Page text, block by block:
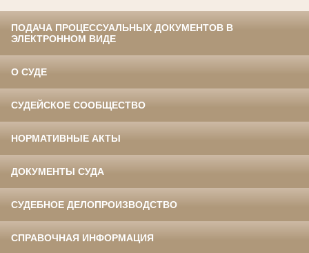
ПОДАЧА ПРОЦЕССУАЛЬНЫХ ДОКУМЕНТОВ В
ЭЛЕКТРОННОМ ВИДЕ
О СУДЕ
СУДЕЙСКОЕ СООБЩЕСТВО
НОРМАТИВНЫЕ АКТЫ
ДОКУМЕНТЫ СУДА
СУДЕБНОЕ ДЕЛОПРОИЗВОДСТВО
СПРАВОЧНАЯ ИНФОРМАЦИЯ